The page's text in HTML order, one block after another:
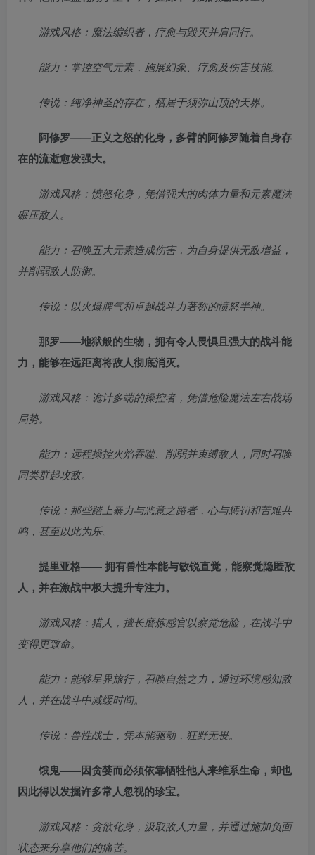
游戏风格：魔法编织者，疗愈与毁灭并肩同行。
能力：掌控空气元素，施展幻象、疗愈及伤害技能。
传说：纯净神圣的存在，栖居于须弥山顶的天界。
阿修罗——正义之怒的化身，多臂的阿修罗随着自身存
在的流逝愈发强大。
游戏风格：愤怒化身，凭借强大的肉体力量和元素魔法
碾压敌人。
能力：召唤五大元素造成伤害，为自身提供无敌增益，
并削弱敌人防御。
传说：以火爆脾气和卓越战斗力著称的愤怒半神。
那罗——地狱般的生物，拥有令人畏惧且强大的战斗能
力，能够在远距离将敌人彻底消灭。
游戏风格：诡计多端的操控者，凭借危险魔法左右战场
局势。
能力：远程操控火焰吞噬、削弱并束缚敌人，同时召唤
同类群起攻敌。
传说：那些踏上暴力与恶意之路者，心与惩罚和苦难共
鸣，甚至以此为乐。
提里亚格—— 拥有兽性本能与敏锐直觉，能察觉隐匿敌
人，并在激战中极大提升专注力。
游戏风格：猎人，擅长磨炼感官以察觉危险，在战斗中
变得更致命。
能力：能够星界旅行，召唤自然之力，通过环境感知敌
人，并在战斗中减缓时间。
传说：兽性战士，凭本能驱动，狂野无畏。
饿鬼——因贪婪而必须依靠牺牲他人来维系生命，却也
因此得以发掘许多常人忽视的珍宝。
游戏风格：贪欲化身，汲取敌人力量，并通过施加负面
状态来分享他们的痛苦。